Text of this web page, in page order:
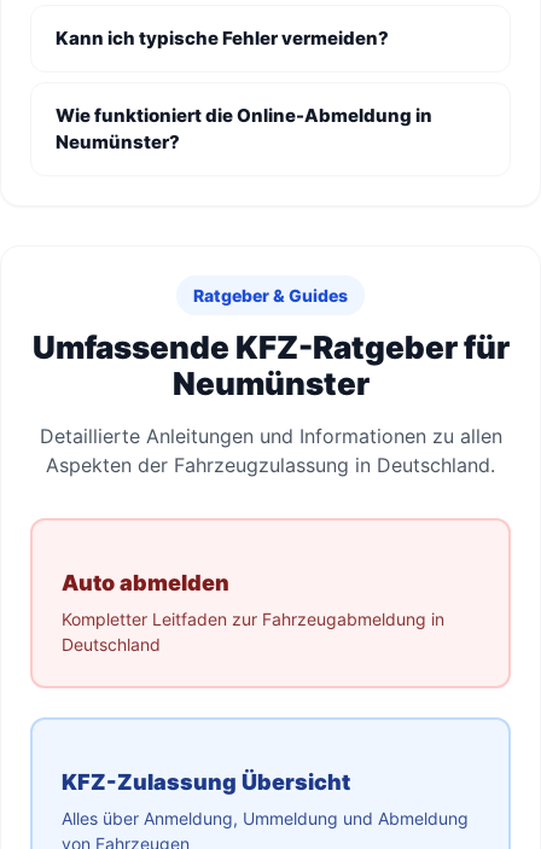
Kann ich typische Fehler vermeiden?
Wie funktioniert die Online-Abmeldung in
Neumünster?
Ratgeber & Guides
Umfassende KFZ-Ratgeber für
Neumünster
Detaillierte Anleitungen und Informationen zu allen
Aspekten der Fahrzeugzulassung in Deutschland.
Auto abmelden
Kompletter Leitfaden zur Fahrzeugabmeldung in
Deutschland
KFZ-Zulassung Übersicht
Alles über Anmeldung, Ummeldung und Abmeldung
von Fahrzeugen